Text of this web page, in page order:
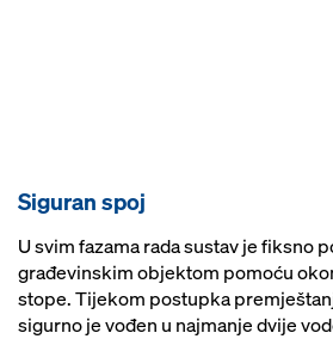
Siguran spoj
U svim fazama rada sustav je fiksno
građevinskim objektom pomoću
stope. Tijekom postupka
sigurno je vođen u najmanje dvije